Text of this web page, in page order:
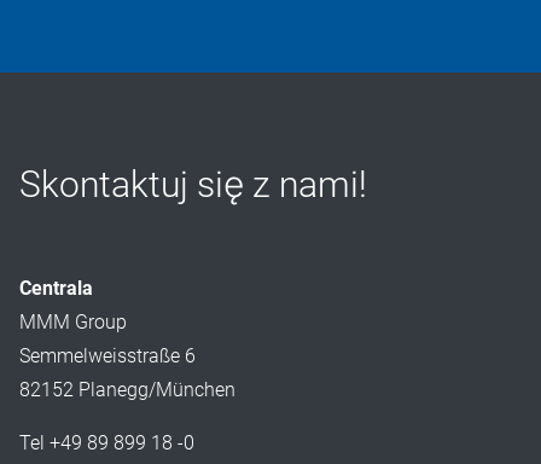
Skontaktuj się z nami!
Centrala
MMM Group
Semmelweisstraße 6
82152 Planegg/München
Tel +49 89 899 18 -0